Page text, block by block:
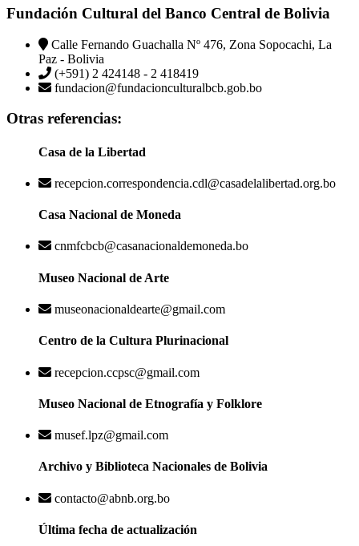
Fundación Cultural del Banco Central de Bolivia
Calle Fernando Guachalla Nº 476, Zona Sopocachi, La
Paz - Bolivia
(+591) 2 424148 - 2 418419
fundacion@fundacionculturalbcb.gob.bo
Otras referencias:
Casa de la Libertad
recepcion.correspondencia.cdl@casadelalibertad.org.bo
Casa Nacional de Moneda
cnmfcbcb@casanacionaldemoneda.bo
Museo Nacional de Arte
museonacionaldearte@gmail.com
Centro de la Cultura Plurinacional
recepcion.ccpsc@gmail.com
Museo Nacional de Etnografía y Folklore
musef.lpz@gmail.com
Archivo y Biblioteca Nacionales de Bolivia
contacto@abnb.org.bo
Última fecha de actualización